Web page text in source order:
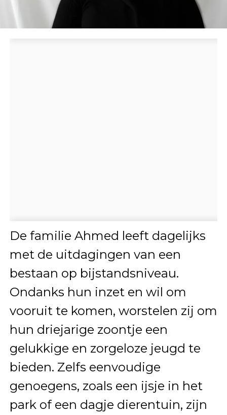
De familie Ahmed leeft dagelijks
met de uitdagingen van een
bestaan op bijstandsniveau.
Ondanks hun inzet en wil om
vooruit te komen, worstelen zij om
hun driejarige zoontje een
gelukkige en zorgeloze jeugd te
bieden. Zelfs eenvoudige
genoegens, zoals een ijsje in het
park of een dagje dierentuin, zijn